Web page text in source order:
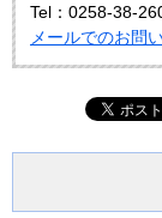
Tel：0258-38-
メールでのお問